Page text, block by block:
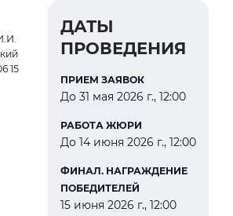
15
ДАТЫ
ПРОВЕДЕНИЯ
ПРИЕМ ЗАЯВОК
До 31 мая 2026 г., 12:00
РАБОТА ЖЮРИ
До 14 июня 2026 г., 12:00
ФИНАЛ. НАГРАЖДЕНИЕ
ПОБЕДИТЕЛЕЙ
15 июня 2026 г., 12:00